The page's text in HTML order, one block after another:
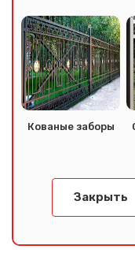
Кованые заборы
Закрыть
Спасибо за